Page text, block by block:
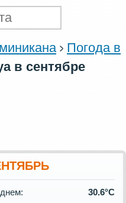
Погода в
в сентябре
30.6°C